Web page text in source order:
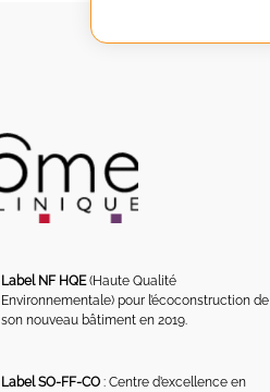
Label NF HQE(Haute Qualité
Environnementale) pour l’écoconstruction de
son nouveau bâtiment en 2019.
Label SO-FF-CO : Centre d’excellence en